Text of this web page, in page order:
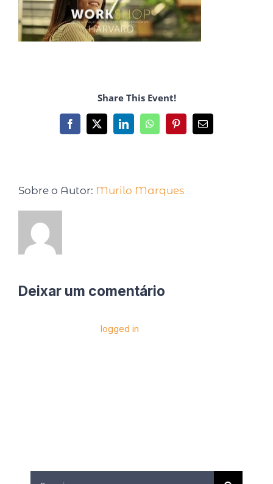
Share This Event!
Sobre o Autor: Murilo Marques
Deixar um comentário
logged in